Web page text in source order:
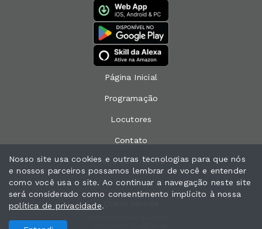
Página Inicial
Programação
Locutores
Contato
Peça sua música
Chat
Nosso site usa cookies e outras tecnologias para que nós
e nossos parceiros possamos lembrar de você e entender
como você usa o site. Ao continuar a navegação neste site
será considerado como consentimento implícito à nossa
política de privacidade.